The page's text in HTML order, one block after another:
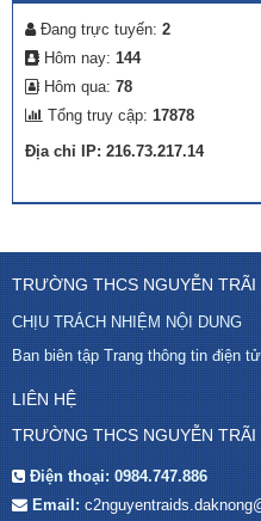
Đang trực tuyến: 2
Hôm nay: 144
Hôm qua: 78
Tổng truy cập: 17878
Địa chỉ IP: 216.73.217.14
TRƯỜNG THCS NGUYỄN TRÃI
CHỊU TRÁCH NHIỆM NỘI DUNG
Ban biên tập Trang thông tin điện
LIÊN HỆ
TRƯỜNG THCS NGUYỄN TRÃI
Điện thoại:0984.747.886
Email: